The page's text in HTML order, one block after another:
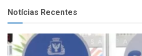
Notícias Recentes